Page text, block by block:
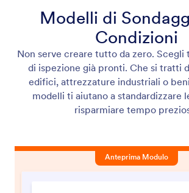
Modelli di
Condizioni
Non serve creare tutto da zero. Scegli
di ispezione già pronti. Che si tratti
edifici, attrezzature industriali o
modelli ti aiutano a standardizzare
risparmiare tempo